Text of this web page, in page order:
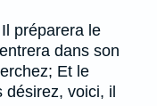
préparera le
dans son
Et le
voici, il